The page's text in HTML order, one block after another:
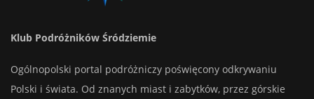
Klub Podróżników Śródziemie
Ogólnopolski portal podróżniczy poświęcony odkrywaniu
Polski i świata. Od znanych miast i zabytków, przez górskie